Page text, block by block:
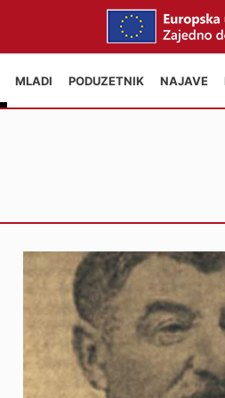
MLADI PODUZETNIK NAJAVE